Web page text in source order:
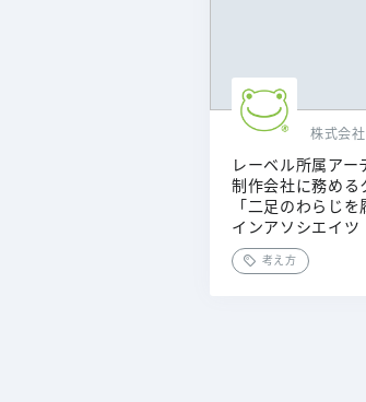
レーベル所属アー
制作会社に務める
「二足のわらじ
インアソシエイツ
考え方